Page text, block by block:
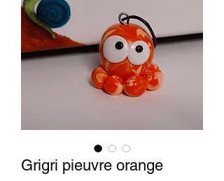
Grigri pieuvre orange